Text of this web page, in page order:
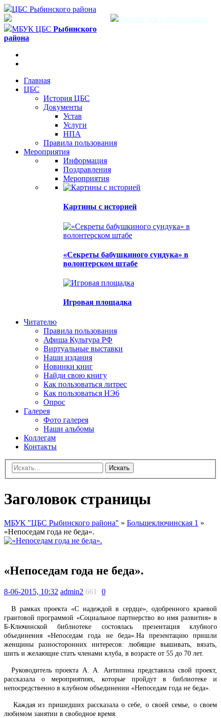
ЦБС Рыбинского района
Версия для слабовидящих
МБУК ЦБС Рыбинского
района
Главная
ЦБС
История ЦБС
Документы
Устав
Услуги
НПА
Правила пользования
Мероприятия
Информация
Поздравления
Мероприятия
Картины с историей
«Секреты бабушкиного сундука» в
волонтерском штабе
Игровая площадка
Читателю
Правила пользования
Афиша Культура РФ
Виртуальные выставки
Наши издания
Новинки книг
Найди свою книгу
Как пользоваться литрес
Как пользоваться НЭ6
Опрос
Галерея
Фото галерея
Наши альбомы
Коллегам
Контакты
Искать
Заголовок страницы
МБУК "ЦБС Рыбинского района" » Большеключинская 1 »
«Непоседам года не беда».
«Непоседам года не беда».
8-06-2015, 10:32 admin2 661 0
В рамках проекта «С надеждой в сердце», одобренного краевой
грантовой программой «Социальное партнерство во имя развития» в
Б-Ключинской библиотеке состоялась презентация клубного
объединения «Непоседам года не беда». На презентацию пришли
женщины разносторонних интересов: любящие вышивать, вязать,
шить и желающие стать членами клуба, в возрасте от 55 до 70 лет.
Руководитель проекта А. А. Антипина представила свой проект,
рассказала о мероприятиях, которые пройдут в библиотеке и
непосредственно в клубном объединении «Непоседам года не беда».
Каждая из пришедших рассказала о себе, о своей семье, о своем
любимом занятии в свободное время.